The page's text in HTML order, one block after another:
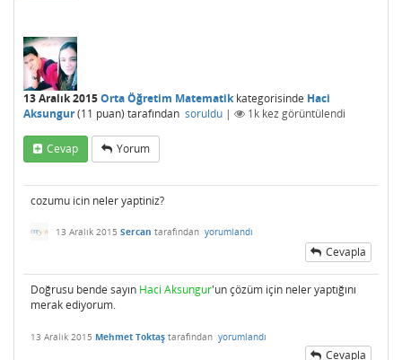
13 Aralık 2015Orta Öğretim Matematikkategorisinde Haci
Aksungur(11 puan) tarafından soruldu | 1k kez görüntülendi
Cevap Yorum
cozumu icin neler yaptiniz?
13 Aralık 2015 Sercan tarafından yorumlandı
Cevapla
Doğrusu bende sayın Haci Aksungur'un çözüm için neler yaptığını
merak ediyorum.
13 Aralık 2015 Mehmet Toktaş tarafından yorumlandı
Cevapla